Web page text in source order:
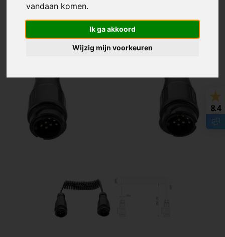
vandaan komen.
Ik ga akkoord
Wijzig mijn voorkeuren
8.4